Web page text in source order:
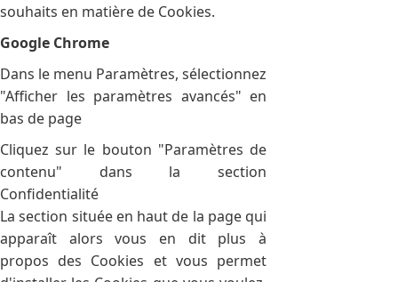
souhaits en matière de Cookies.
Google Chrome
Dans le menu Paramètres, sélectionnez
"Afficher les paramètres avancés" en
bas de page
Cliquez sur le bouton "Paramètres de
contenu" dans la section
Confidentialité
La section située en haut de la page qui
apparaît alors vous en dit plus à
propos des Cookies et vous permet